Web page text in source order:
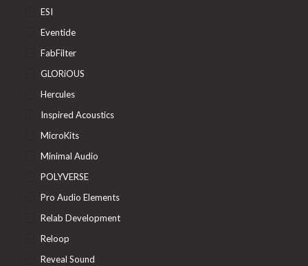
ESI
Eventide
FabFilter
GLORiOUS
Hercules
Inspired Acoustics
MicroKits
Minimal Audio
POLYVERSE
Pro Audio Elements
Relab Development
Reloop
Reveal Sound